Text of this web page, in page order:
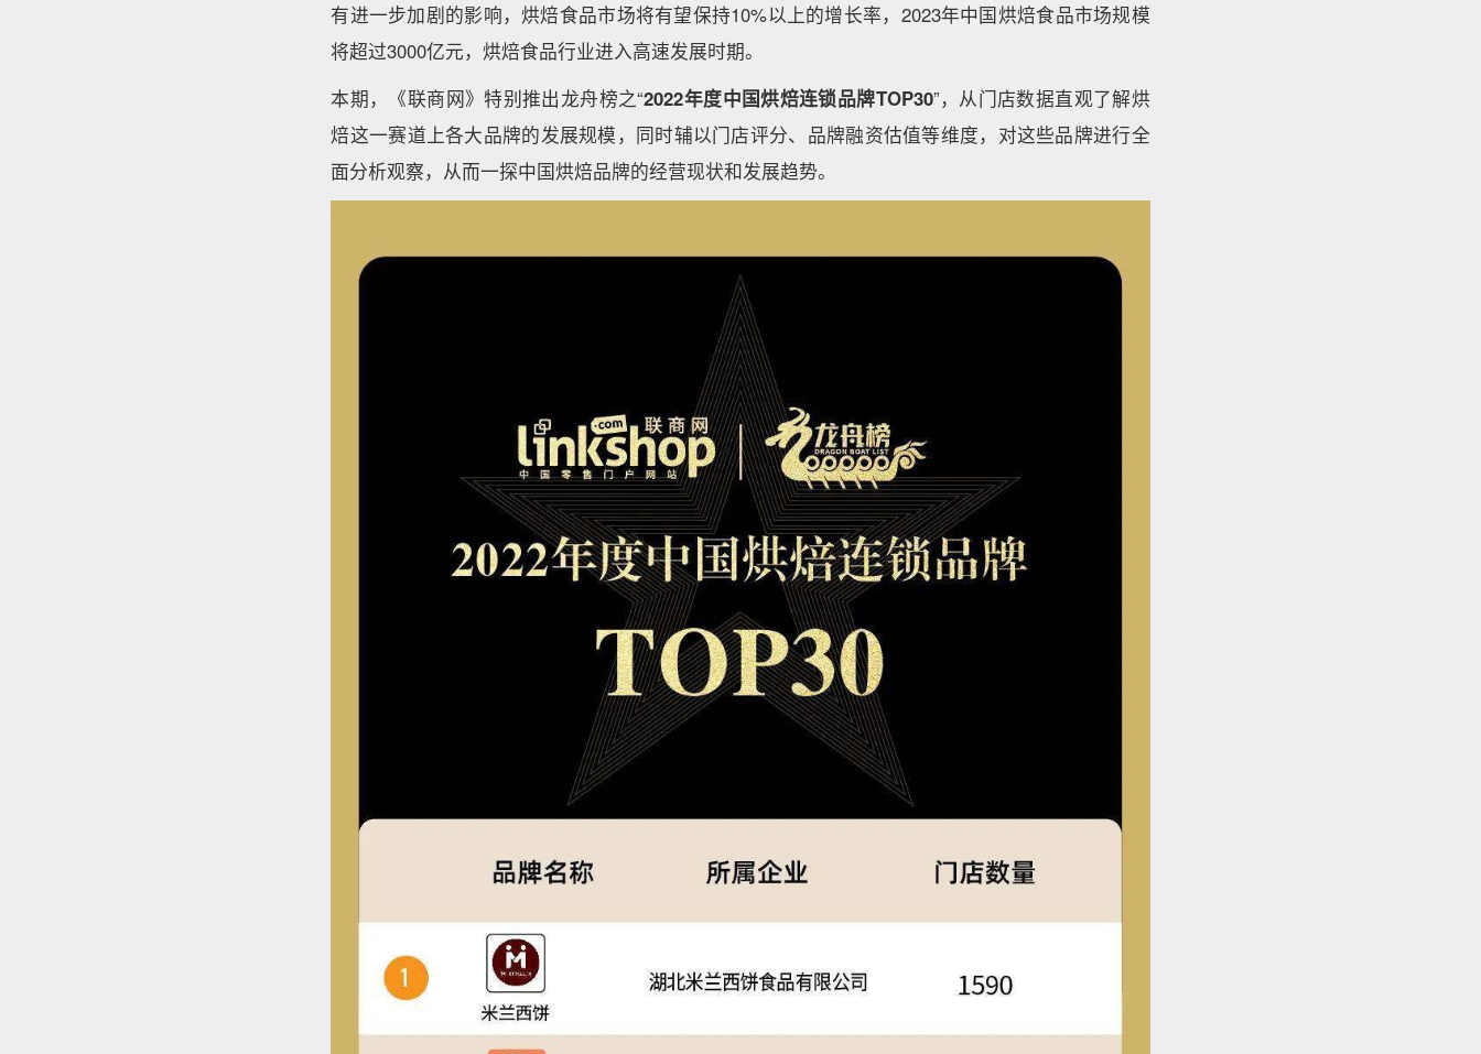
有进一步加剧的影响，烘焙食品市场将有望保持10%以上的增长率，2023年中国烘焙食品市场规模
将超过3000亿元，烘焙食品行业进入高速发展时期。
本期，《联商网》特别推出龙舟榜之“2022年度中国烘焙连锁品牌TOP30”，从门店数据直观了解烘
焙这一赛道上各大品牌的发展规模，同时辅以门店评分、品牌融资估值等维度，对这些品牌进行全
面分析观察，从而一探中国烘焙品牌的经营现状和发展趋势。